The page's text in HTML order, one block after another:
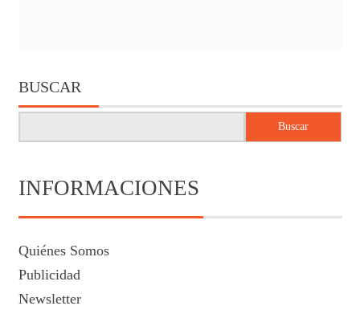
BUSCAR
Buscar
INFORMACIONES
Quiénes Somos
Publicidad
Newsletter